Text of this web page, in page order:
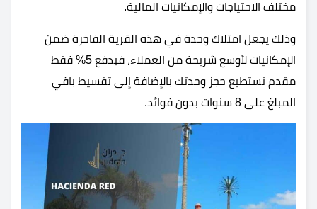
مختلف الاحتياجات والإمكانيات المالية.
وذلك يجعل امتلاك وحدة في هذه القرية الفاخرة ضمن
الإمكانيات لأوسع شريحة من العملاء، فبدفع 5% فقط
مقدم تستطيع حجز وحدتك بالإضافة إلى تقسيط باقي
المبلغ على 8 سنوات بدون فوائد.